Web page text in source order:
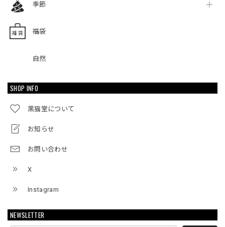
季節
福袋
自然
SHOP INFO
黒猫堂について
お知らせ
お問い合わせ
X
Instagram
NEWSLETTER